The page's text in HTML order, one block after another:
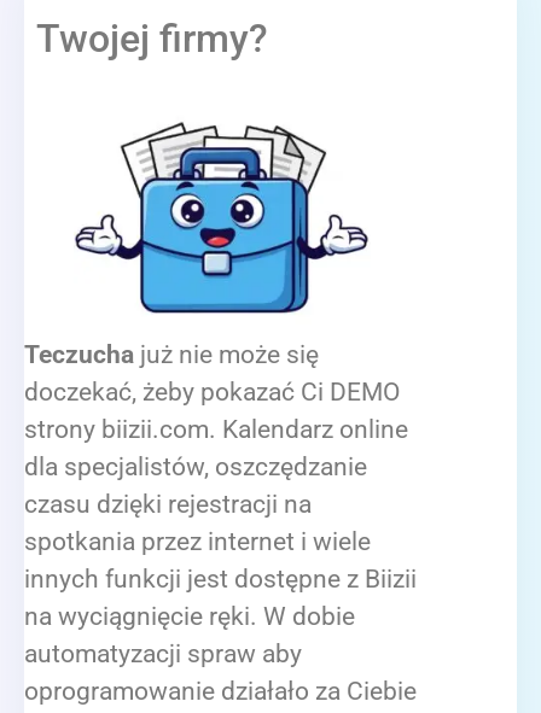
Twojej firmy?
Teczucha już nie może się
doczekać, żeby pokazać Ci DEMO
strony biizii.com. Kalendarz online
dla specjalistów, oszczędzanie
czasu dzięki rejestracji na
spotkania przez internet i wiele
innych funkcji jest dostępne z Biizii
na wyciągnięcie ręki. W dobie
automatyzacji spraw aby
oprogramowanie działało za Ciebie